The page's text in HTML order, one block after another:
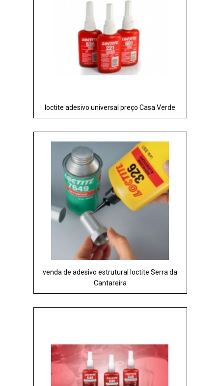
loctite adesivo universal preço Casa Verde
venda de adesivo estrutural loctite Serra da
Cantareira